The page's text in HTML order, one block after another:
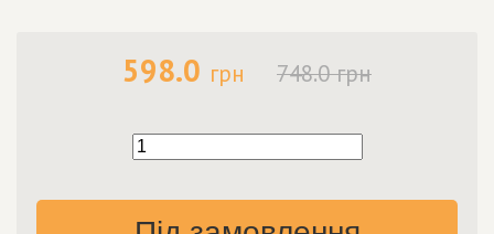
598.0 грн 748.0 грн